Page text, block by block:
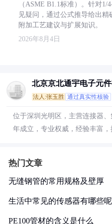
（ASME B1.1标准）。针对1/
见疑问，通过公式推导给出
附加工艺建议与扩展知识。
2026年8月4日
北京京北通宇电子元
分公司
法人:张玉胜 通过真实性核验
位于深圳光明区，主营连接器
年成立，专业权威，经验丰富，
热门文章
无缝钢管的常用规格及壁厚
生活中常见的传感器有哪些呢
PE100管材的含义是什么